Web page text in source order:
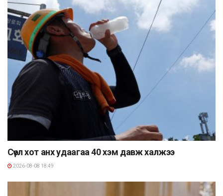
Сөүл хот анх удаагаа 40 хэм давж халжээ
2026-08-08 18:49